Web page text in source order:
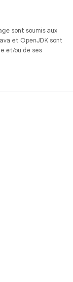
sont soumis aux
et OpenJDK sont
et/ou de ses